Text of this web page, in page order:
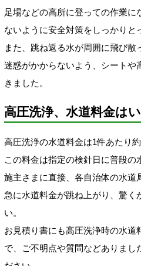
足場などの高所に登っての作業に
ないように安全対策をしっかりと
また、跳ね返る水が周囲に飛び散
迷惑がかからないよう、シートや
きました。
高圧洗浄、水道料金は
高圧洗浄の水道料金は1件あたり
この料金は指定の検針日に普段
施主さまに直接、各自治体の水道
急に水道料金が跳ね上がり、驚く
い。
お見積り書にも高圧洗浄時の水道
で、ご不明点や質問などありまし